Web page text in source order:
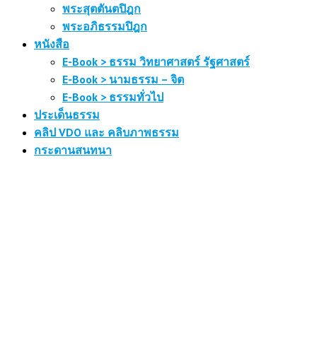
พระสุตตันตปิฎก
พระอภิธรรมปิฎก
หนังสือ
E-Book > ธรรม วิทยาศาสตร์ รัฐศาสตร์
E-Book > นามธรรม – จิต
E-Book > ธรรมทั่วไป
ประเด็นธรรม
คลิป VDO และ คลิบภาพธรรม
กระดานสนทนา